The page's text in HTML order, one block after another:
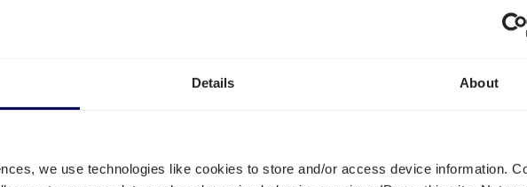
Details About
we use technologies like cookies to store and/or access device information.
wat je nodig hebt. Door voor Amazon-zendingen in ons portaal te
vertrouwen als het gaat om Amazon-zendingen. Deze vervoerders zijn
met Amazon Fulfilment by Amazon (FBA) magazijnen.